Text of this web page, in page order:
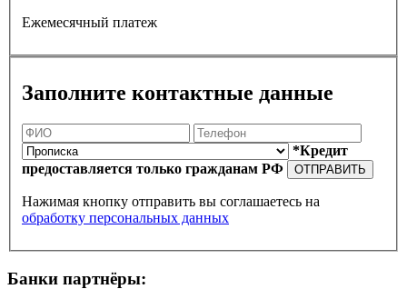
Ежемесячный платеж
Заполните контактные данные
*Кредит
предоставляется только гражданам РФ
ОТПРАВИТЬ
Нажимая кнопку отправить вы соглашаетесь на
обработку персональных данных
Банки партнёры: